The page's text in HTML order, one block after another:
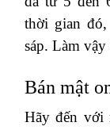
thời gian
sáp. Làm
Bán mật
Hãy đến với